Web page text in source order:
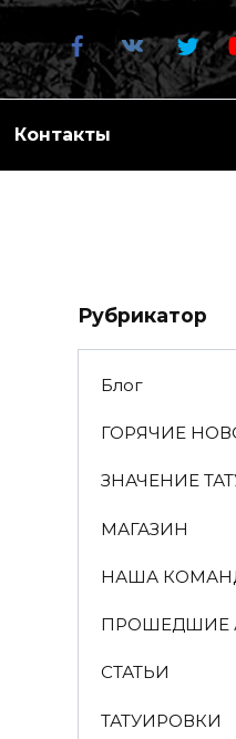
Контакты
Рубрикатор
Блог
ГОРЯЧИЕ
ЗНАЧЕНИЕ
МАГАЗИН
НАША
ПРОШЕДШИЕ
СТАТЬИ
ТАТУИРОВКИ